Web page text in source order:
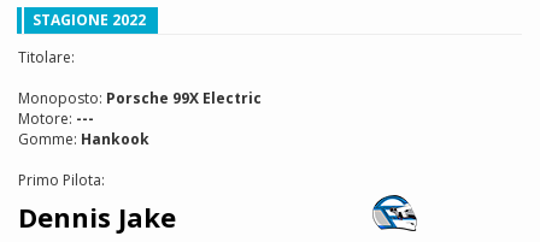
STAGIONE 2022
Titolare:
Monoposto: Porsche 99X Electric
Motore: ---
Gomme: Hankook
Primo Pilota:
Dennis Jake